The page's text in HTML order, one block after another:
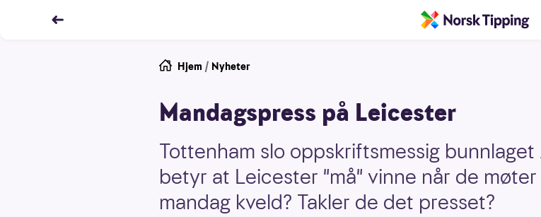
Hjem / Nyheter
Mandagspress på Leicester
Tottenham slo oppskriftsmessig
betyr at Leicester "må" vinne når de
mandag kveld? Takler de det presset?